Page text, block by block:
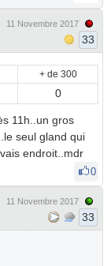
11 Novembre 2017
33
+ de 300
0
11h..un gros
seul gland qui
endroit..mdr
0
11 Novembre 2017
33